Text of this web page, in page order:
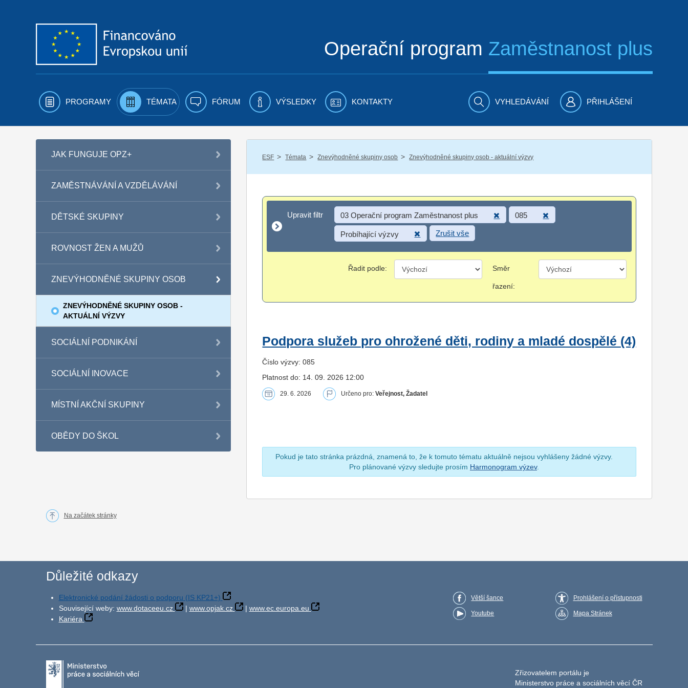
Operační program Zaměstnanost plus
PROGRAMY TÉMATA FÓRUM VÝSLEDKY KONTAKTY VYHLEDÁVÁNÍ PŘIHLÁŠENÍ
JAK FUNGUJE OPZ+
ZAMĚSTNÁVÁNÍ A VZDĚLÁVÁNÍ
DĚTSKÉ SKUPINY
ROVNOST ŽEN A MUŽŮ
ZNEVÝHODNĚNÉ SKUPINY OSOB
ZNEVÝHODNĚNÉ SKUPINY OSOB -
AKTUÁLNÍ VÝZVY
SOCIÁLNÍ PODNIKÁNÍ
SOCIÁLNÍ INOVACE
MÍSTNÍ AKČNÍ SKUPINY
OBĚDY DO ŠKOL
ESF / Témata / Znevýhodněné skupiny osob / Znevýhodněné skupiny osob - aktuální výzvy
Upravit filtr
Upravit filtr 03 Operační program Zaměstnanost plus 085
Probíhající výzvy Zrušit vše
Řadit podle: Směr
řazení:
Podpora služeb pro ohrožené děti, rodiny a mladé dospělé (4)
Číslo výzvy: 085
Platnost do: 14. 09. 2026 12:00
29. 6. 2026 Určeno pro:Veřejnost, Žadatel
Pokud je tato stránka prázdná, znamená to, že k tomuto tématu aktuálně nejsou vyhlášeny žádné výzvy.
Pro plánované výzvy sledujte prosím Harmonogram výzev.
Na začátek stránky
Důležité odkazy
Elektronické podání žádosti o podporu (IS KP21+)
Související weby: www.dotaceeu.cz | www.opjak.cz | www.ec.europa.eu
Kariéra
Větší šance
Youtube
Prohlášení o přístupnosti
Mapa Stránek
Zřizovatelem portálu je
Ministerstvo práce a sociálních věcí ČR